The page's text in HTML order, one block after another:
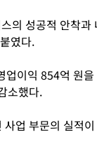
의 성공적 안착과
였다.
이익 854억 원
소했다.
업 부문의 실적